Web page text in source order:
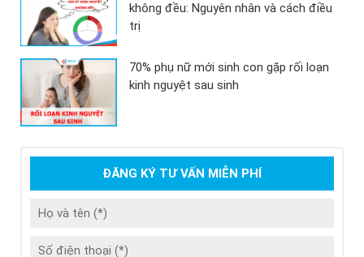
không đều: Nguyên nhân và cách điều
trị
70% phụ nữ mới sinh con gặp rối loạn
kinh nguyệt sau sinh
ĐĂNG KÝ TƯ VẤN MIỄN PHÍ